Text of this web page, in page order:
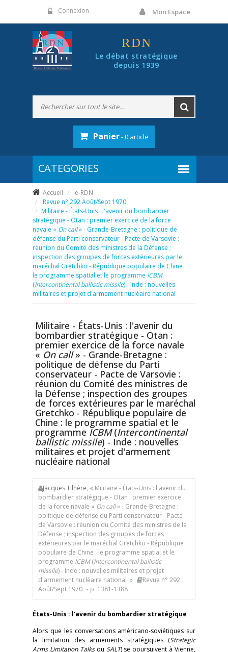
Connexion Mon Espace
RDN
Le débat stratégique
depuis 1939
Panier- 0 article
Accueil
e-RDN
Revue n° 292 Août/Sept 1970
Militaire - États-Unis : l'avenir du bombardier
stratégique - Otan : premier exercice de la force
navale « On call» - Grande-Bretagne : politique de
défense du Parti conservateur - Pacte de Varsovie :
réunion du Comité des ministres de la Défense ;
inspection des groupes de forces extérieures par le
maréchal Gretchko - République populaire de Chine :
le programme spatial et le programme ICBM
(Intercontinental ballistic missile) - Inde : nouvelles
militaires et projet d'armement nucléaire national
Militaire - États-Unis : l'avenir du
bombardier stratégique - Otan :
premier exercice de la force navale
« On call» - Grande-Bretagne :
politique de défense du Parti
conservateur - Pacte de Varsovie :
réunion du Comité des ministres de
la Défense ; inspection des groupes
de forces extérieures par le maréchal
Gretchko - République populaire de
Chine : le programme spatial et le
programme ICBM(Intercontinental
ballistic missile) - Inde : nouvelles
militaires et projet d'armement
nucléaire national
Jacques Tilhère, « Militaire - États-Unis : l'avenir du
bombardier stratégique - Otan : premier exercice
de la force navale « On call» - Grande-Bretagne :
politique de défense du Parti conservateur - Pacte
de Varsovie : réunion du Comité des ministres de la
Défense ; inspection des groupes de forces
extérieures par le maréchal Gretchko - République
populaire de Chine : le programme spatial et le
programme ICBM(Intercontinental ballistic
missile) - Inde : nouvelles militaires et projet
d'armement nucléaire national »
Revue n° 292
Août/Sept 1970 - p. 1381-1388
États-Unis : l’avenir du bombardier stratégique
Alors que les conversations américano-soviétiques sur
la limitation des armements stratégiques (Strategic
Arms Limitation Talksou SALT) se poursuivent à Vienne,